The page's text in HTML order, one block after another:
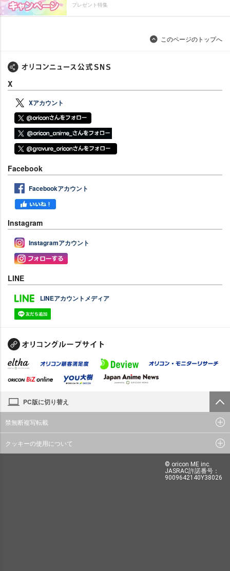
プレゼント特集
このページのトップへ
X
Xアカウント
Facebook
Facebookアカウント
Instagram
Instagramアカウント
LINE
LINEアカウントメディア
PC版に切り替え
禁無断複写転載
クッキーの使用について
© oricon ME inc.
JASRAC許諾番号：
9009642140Y38026